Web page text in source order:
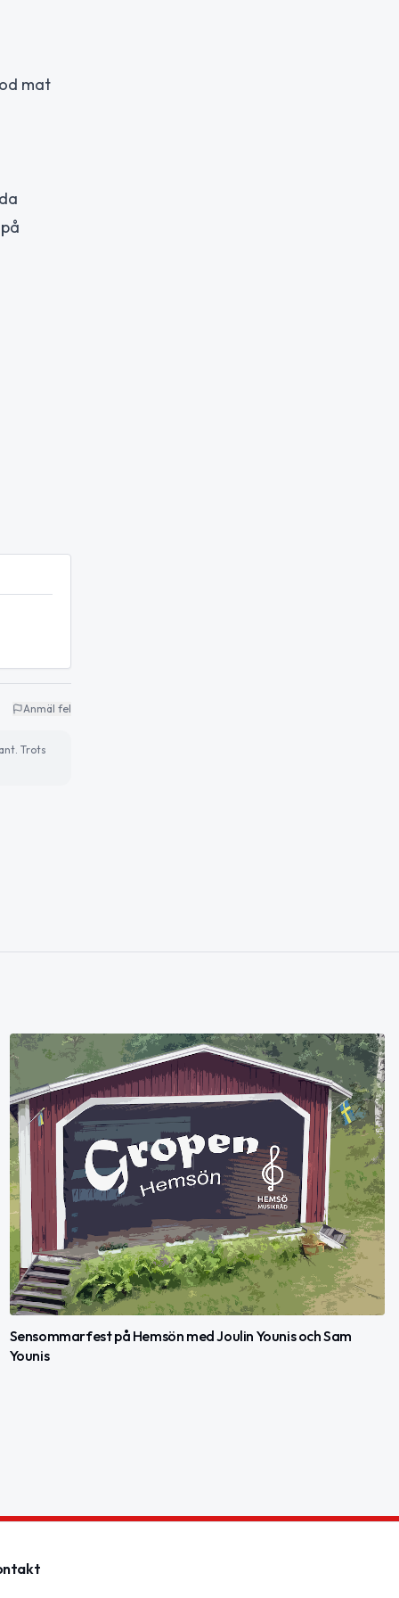
mat
Anmäl fel
Trots
Sensommarfest på Hemsön med Joulin Younis och Sam
Younis